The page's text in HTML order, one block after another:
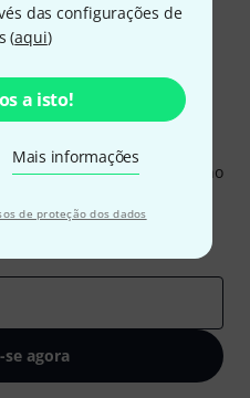
das configurações de
(aqui)
a isto!
Mais informações
de proteção dos dados
Thomann
em inglês e com um
um dos50 vouchers
no
Ofertas
Thomann
se agora